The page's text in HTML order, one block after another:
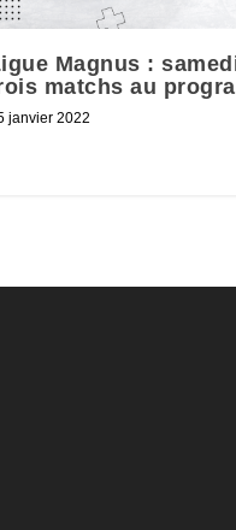
Magnus :
matchs au
janvier 2022